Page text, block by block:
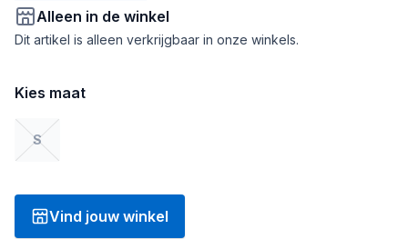
Alleen in de winkel
Dit artikel is alleen verkrijgbaar in onze winkels.
Kies maat
S
Vind jouw winkel